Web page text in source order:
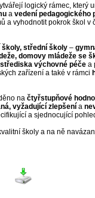
logický rámec, který
a vedení pedagogického
a vyhodnotit pokrok škol v
střední školy–
domovy mládeže se
výchovné péčea
zařízení a také v rámci
na čtyřstupňové
vyžadující zlepšenía
a sjednocující
školy a na ně